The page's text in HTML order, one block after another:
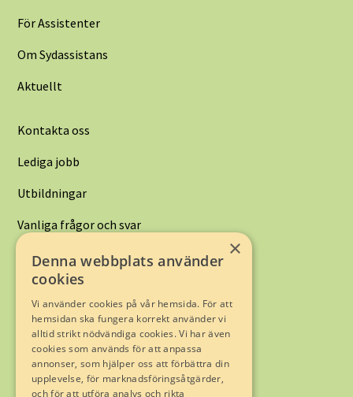
För Assistenter
Om Sydassistans
Aktuellt
Kontakta oss
Lediga jobb
Utbildningar
Vanliga frågor och svar
Kontakta oss:
Limhamnsvägen 128
216 12 Limhamn
Telefon040-16 05 00
E-post:info@sydassistans.se
×
Denna webbplats använder
cookies
Vi använder cookies på vår hemsida. För att
hemsidan ska fungera korrekt använder vi
alltid strikt nödvändiga cookies. Vi har även
cookies som används för att anpassa
annonser, som hjälper oss att förbättra din
upplevelse, för marknadsföringsåtgärder,
och för att utföra analys och rikta